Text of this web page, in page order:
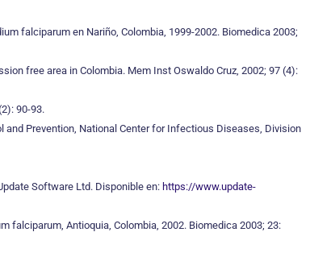
falciparum en Nariño, Colombia, 1999-2002. Biomedica 2003;
free area in Colombia. Mem Inst Oswaldo Cruz, 2002; 97 (4):
90-93.
Prevention, National Center for Infectious Diseases, Division
Software Ltd. Disponible en: https://www.update-
falciparum, Antioquia, Colombia, 2002. Biomedica 2003; 23: